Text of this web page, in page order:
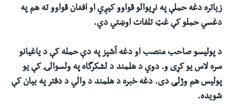
زیاتره دغه حملې په نړیوالو قواوو کیږي او افغان قواوو ته هم په
دغسي حملو کې غټ تلفات اوښتي دي.
د پولیسو صاحب منصب او دغه آشپز په دې حمله کې د یاغیانو
سره لاس یو کړی و. دوي د هلمند د لشکرگاه په ولسوالۍ کې یو
پولیس هم وژلی دی. دغه خبره د هلمند د والي د دفتر په بیان کې
شویده.